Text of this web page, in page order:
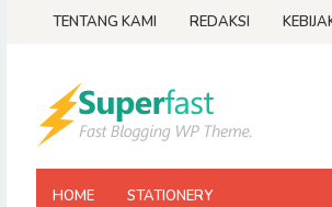
TENTANG KAMI REDAKSI
HOME STATIONERY